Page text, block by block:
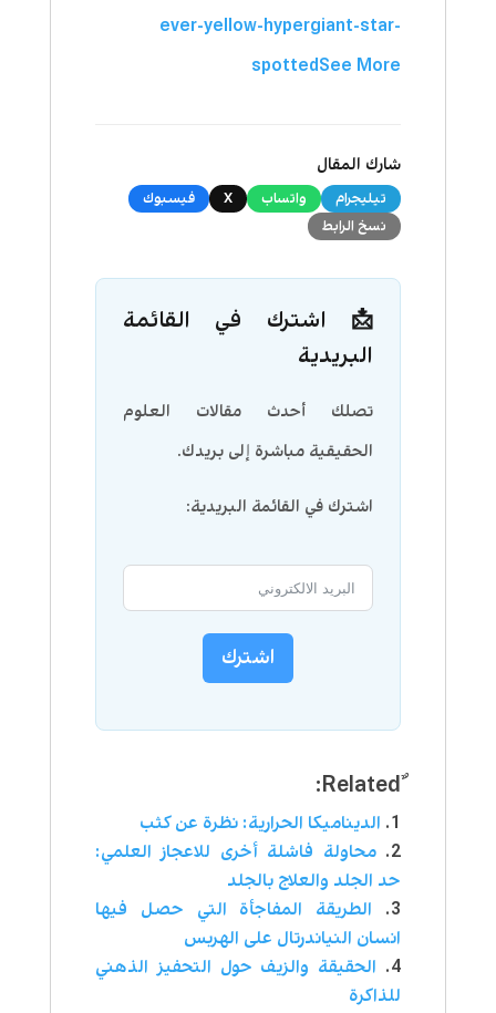
ever-yellow-hypergiant-star-
spottedSee More
شارك المقال
تيليجرام واتساب X
فيسبوك
نسخ الرابط
📩 اشترك في القائمة
البريدية
تصلك أحدث مقالات العلوم
الحقيقية مباشرة إلى بريدك.
اشترك في القائمة البريدية:
اشترك
ٌRelated:
الديناميكا الحرارية: نظرة عن كثب
محاولة فاشلة أخرى للاعجاز العلمي:
حد الجلد والعلاج بالجلد
الطريقة المفاجأة التي حصل فيها
انسان النياندرتال على الهربس
الحقيقة والزيف حول التحفيز الذهني
للذاكرة